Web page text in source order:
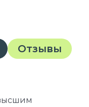
Отзывы